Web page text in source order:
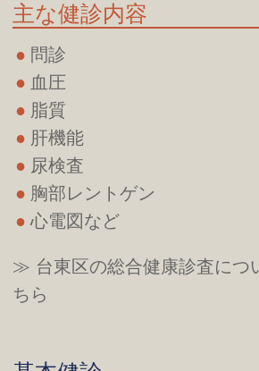
主な健診内容
問診
血圧
脂質
肝機能
尿検査
胸部レントゲン
心電図など
≫ 台東区の総合健康診査につ
ちら